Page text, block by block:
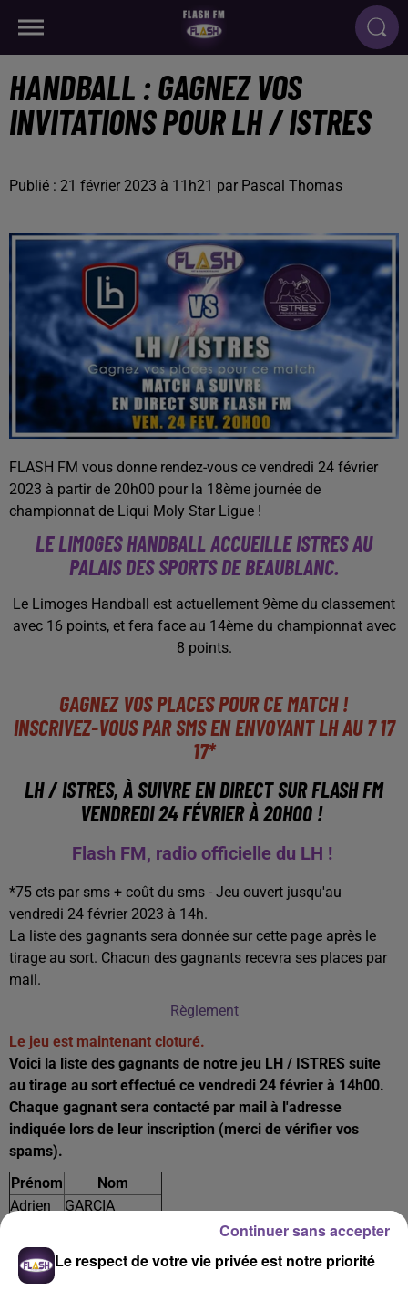
HANDBALL : GAGNEZ VOS
INVITATIONS POUR LH / ISTRES
Publié : 21 février 2023 à 11h21 par Pascal Thomas
FLASH FM vous donne rendez-vous ce vendredi 24 février
2023 à partir de 20h00 pour la 18ème journée de
championnat de Liqui Moly Star Ligue !
LE LIMOGES HANDBALL ACCUEILLE ISTRES AU
PALAIS DES SPORTS DE BEAUBLANC.
Le Limoges Handball est actuellement 9ème du classement
avec 16 points, et fera face au 14ème du championnat avec
8 points.
GAGNEZ VOS PLACES POUR CE MATCH !
INSCRIVEZ-VOUS PAR SMS EN ENVOYANT LH AU 7 17
17*
LH / ISTRES, À SUIVRE EN DIRECT SUR FLASH FM
VENDREDI 24 FÉVRIER À 20H00 !
Flash FM, radio officielle du LH !
*75 cts par sms + coût du sms - Jeu ouvert jusqu'au
vendredi 24 février 2023 à 14h.
La liste des gagnants sera donnée sur cette page après le
tirage au sort. Chacun des gagnants recevra ses places par
mail.
Règlement
Le jeu est maintenant cloturé.
Voici la liste des gagnants de notre jeu LH / ISTRES suite
au tirage au sort effectué ce vendredi 24 février à 14h00.
Chaque gagnant sera contacté par mail à l'adresse
indiquée lors de leur inscription (merci de vérifier vos
spams).
Prénom
Nom
Adrien
GARCIA
Ingrid
Thomas
DUCOURTIOUX
Le respect de votre vie privée est notre priorité
Continuer sans accepter